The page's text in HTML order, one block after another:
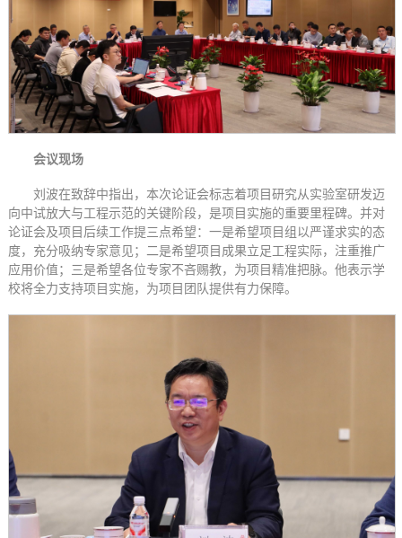
会议现场
刘波在致辞中指出，本次论证会标志着项目研究从实验室研发迈
向中试放大与工程示范的关键阶段，是项目实施的重要里程碑。并对
论证会及项目后续工作提三点希望：一是希望项目组以严谨求实的态
度，充分吸纳专家意见；二是希望项目成果立足工程实际，注重推广
应用价值；三是希望各位专家不吝赐教，为项目精准把脉。他表示学
校将全力支持项目实施，为项目团队提供有力保障。